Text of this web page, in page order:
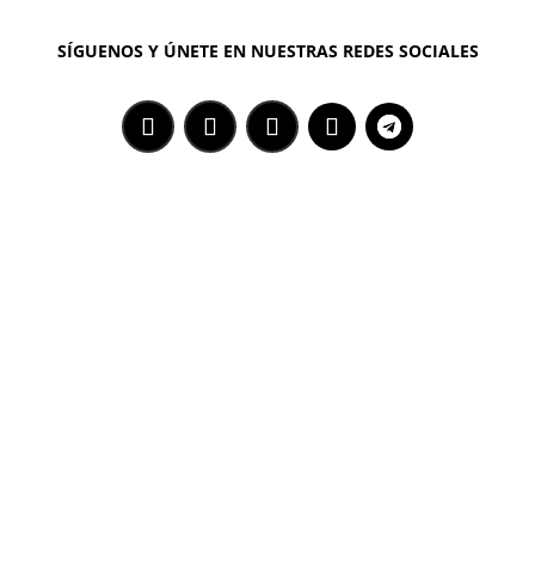
SÍGUENOS Y ÚNETE EN NUESTRAS REDES SOCIALES